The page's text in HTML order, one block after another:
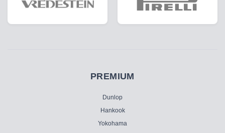
PREMIUM
Dunlop
Hankook
Yokohama